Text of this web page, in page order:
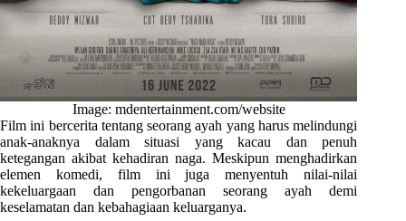
Image: mdentertainment.com/website
Film ini bercerita tentang seorang ayah yang harus melindungi
anak-anaknya dalam situasi yang kacau dan penuh
ketegangan akibat kehadiran naga. Meskipun menghadirkan
elemen komedi, film ini juga menyentuh nilai-nilai
kekeluargaan dan pengorbanan seorang ayah demi
keselamatan dan kebahagiaan keluarganya.